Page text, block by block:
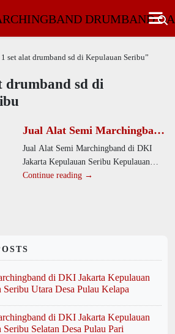
set alat drumband sd di Kepulauan Seribu”
drumband sd di
Jual Alat Semi Marchingband
di DKI Jakarta Kepulauan
Seribu Kepulauan Seribu
Utara Desa Pulau Kelapa
Jual Alat Semi Marchingband di DKI
Jakarta Kepulauan Seribu Kepulauan
Seribu Utara Desa Pulau Kelapa. Kami
Continue reading →
di DKI Jakarta Kepulauan
Seribu Utara Desa Pulau Kelapa
di DKI Jakarta Kepulauan
Selatan Desa Pulau Pari